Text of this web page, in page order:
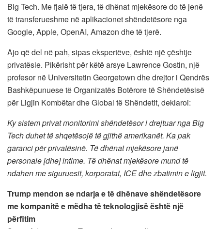
Big Tech. Me fjalë të tjera, të dhënat mjekësore do të jenë
të transferueshme në aplikacionet shëndetësore nga
Google, Apple, OpenAI, Amazon dhe të tjerë.
Ajo që del në pah, sipas ekspertëve, është një çështje
privatësie. Pikërisht për këtë arsye Lawrence Gostin, një
profesor në Universitetin Georgetown dhe drejtor i Qendrës
Bashkëpunuese të Organizatës Botërore të Shëndetësisë
për Ligjin Kombëtar dhe Global të Shëndetit, deklaroi:
Ky sistem privat monitorimi shëndetësor i drejtuar nga Big
Tech duhet të shqetësojë të gjithë amerikanët. Ka pak
garanci për privatësinë. Të dhënat mjekësore janë
personale [dhe] intime. Të dhënat mjekësore mund të
ndahen me siguruesit, korporatat, ICE dhe zbatimin e ligjit.
Trump mendon se ndarja e të dhënave shëndetësore
me kompanitë e mëdha të teknologjisë është një
përfitim